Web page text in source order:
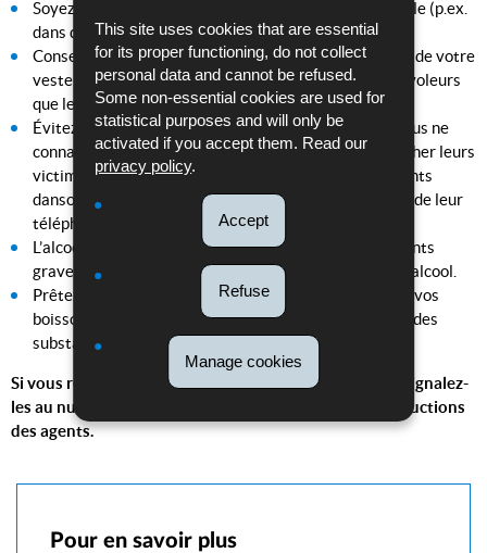
This site uses cookies that are essential
for its proper functioning, do not collect
personal data and cannot be refused.
Some non-essential cookies are used for
statistical purposes and will only be
activated if you accept them. Read our
privacy policy.
Accept
Refuse
Manage cookies
Soyez attentifs quand vous vous trouvez dans une foule (p.ex.
dans des files).
Conservez votre portefeuille dans la poche intérieure de votre
veste, celle-ci étant moins facilement accessible aux voleurs
que les autres poches.
Évitez le contact physique avec des personnes que vous ne
connaissez pas. Les voleurs à la ruse tentent d’approcher leurs
victimes en les bousculant ou à travers des mouvements
dansotants, afin de les dérober de leur portefeuille ou de leur
téléphone mobile.
L’alcool compte parmi les principaux facteurs d’accidents
graves. Ne conduisez pas si vous avez consommé de l’alcool.
Prêtez attention à ce que personne ne puisse accéder vos
boissons afin de prévenir que quelqu’un n’y introduise des
substances indésirables.
Si vous remarquez des personnes ou objets suspects, signalez-
les au numéro d’appel d’urgence 113 et suivez les instructions
des agents.
Pour en savoir plus